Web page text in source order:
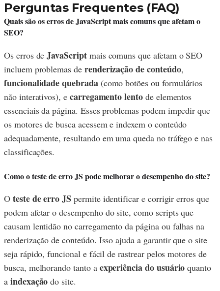
Perguntas Frequentes (FAQ)
Quais são os erros de JavaScript mais comuns que afetam o
SEO?
Os erros deJavaScriptmais comuns que afetam o SEO
incluem problemas de renderização de conteúdo,
funcionalidade quebrada(como botões ou formulários
não interativos), e carregamento lentode elementos
essenciais da página. Esses problemas podem impedir que
os motores de busca acessem e indexem o conteúdo
adequadamente, resultando em uma queda no tráfego e nas
classificações.
Como o teste de erro JS pode melhorar o desempenho do site?
O teste de erro JS permite identificar e corrigir erros que
podem afetar o desempenho do site, como scripts que
causam lentidão no carregamento da página ou falhas na
renderização de conteúdo. Isso ajuda a garantir que o site
seja rápido, funcional e fácil de rastrear pelos motores de
busca, melhorando tanto a experiência do usuário quanto
a indexação do site.